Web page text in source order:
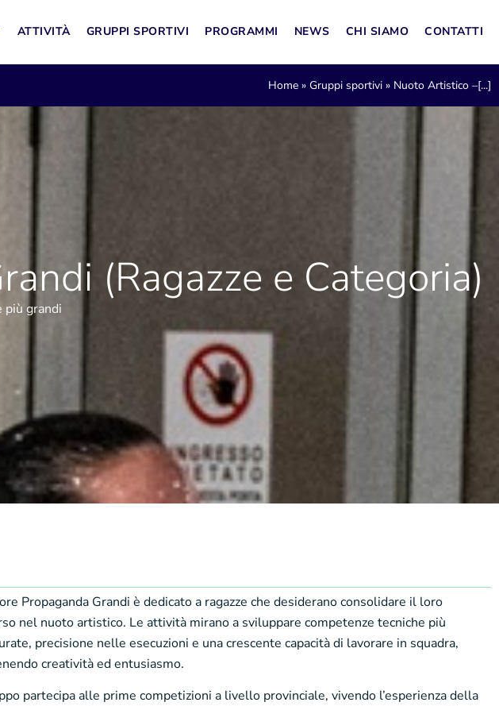
ATTIVITÀ GRUPPI SPORTIVI PROGRAMMI NEWS CHI SIAMO CONTATTI
Home » Gruppi sportivi » Nuoto Artistico –[...]
(Ragazze e Categoria)
più grandi
Propaganda Grandi è dedicato a ragazze che desiderano consolidare il loro
nel nuoto artistico. Le attività mirano a sviluppare competenze tecniche più
precisione nelle esecuzioni e una crescente capacità di lavorare in squadra,
creatività ed entusiasmo.
partecipa alle prime competizioni a livello provinciale, vivendo l’esperienza della